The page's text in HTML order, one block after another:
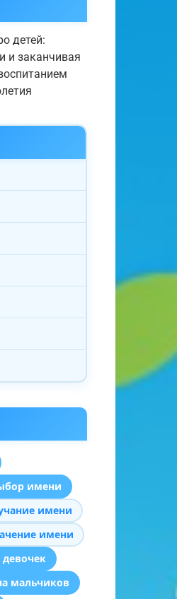
детей:
и заканчивая
имени
имени
имени
мальчиков